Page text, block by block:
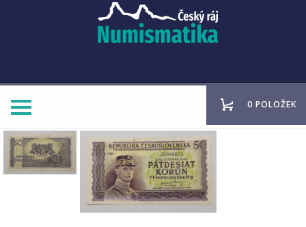
0 POLOŽEK